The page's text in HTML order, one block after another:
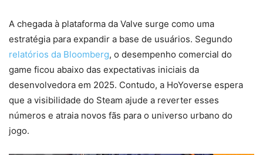
A chegada à plataforma da Valve surge como uma
estratégia para expandir a base de usuários. Segundo
relatórios da Bloomberg, o desempenho comercial do
game ficou abaixo das expectativas iniciais da
desenvolvedora em 2025. Contudo, a HoYoverse espera
que a visibilidade do Steam ajude a reverter esses
números e atraia novos fãs para o universo urbano do
jogo.